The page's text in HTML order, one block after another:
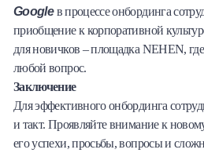
Google в процессе онбординга
приобщение к корпоративной
для новичков – площадка NEHEN, где
любой вопрос.
Заключение
Для эффективного онбординга
и такт. Проявляйте внимание к
его успехи, просьбы, вопросы и